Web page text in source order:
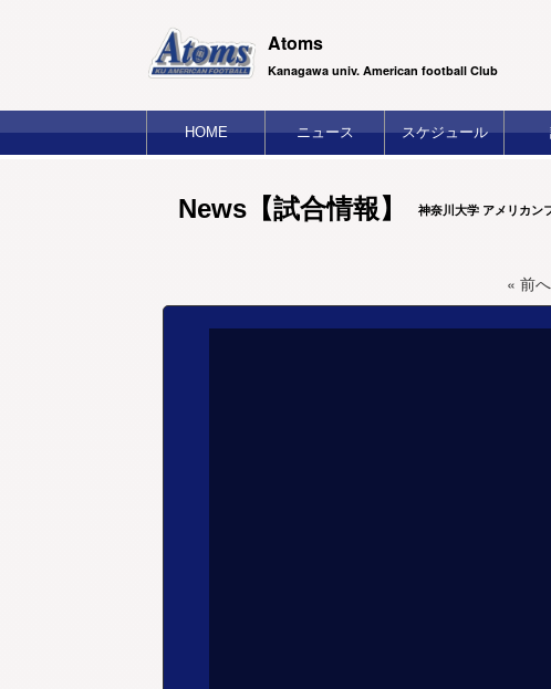
Atoms
Kanagawa univ. American football Club
HOME ニュース スケジュール
News【試合情報】 神奈川大学 アメリカン
« 前へ